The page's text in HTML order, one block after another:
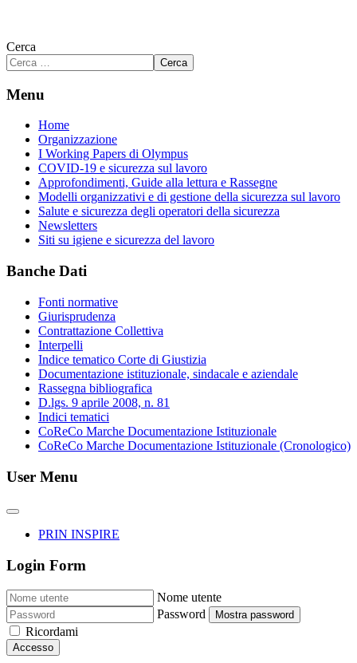
Cerca
Cerca
Menu
Home
Organizzazione
I Working Papers di Olympus
COVID-19 e sicurezza sul lavoro
Approfondimenti, Guide alla lettura e Rassegne
Modelli organizzativi e di gestione della sicurezza sul lavoro
Salute e sicurezza degli operatori della sicurezza
Newsletters
Siti su igiene e sicurezza del lavoro
Banche Dati
Fonti normative
Giurisprudenza
Contrattazione Collettiva
Interpelli
Indice tematico Corte di Giustizia
Documentazione istituzionale, sindacale e aziendale
Rassegna bibliografica
D.lgs. 9 aprile 2008, n. 81
Indici tematici
CoReCo Marche Documentazione Istituzionale
CoReCo Marche Documentazione Istituzionale (Cronologico)
User Menu
PRIN INSPIRE
Login Form
Nome utente
Password
Mostra password
Ricordami
Accesso